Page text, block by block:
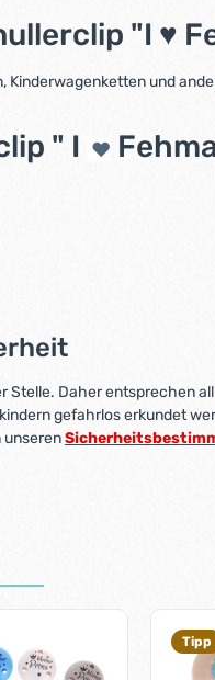
"I ♥
und
" I ♥
Stelle. Daher entsprechen
gefahrlos erkundet
unseren
Tipp